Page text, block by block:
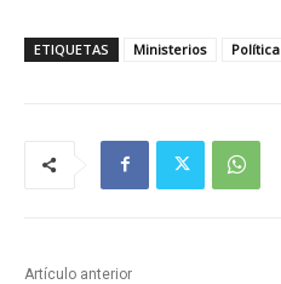
ETIQUETAS Ministerios Política
Artículo anterior